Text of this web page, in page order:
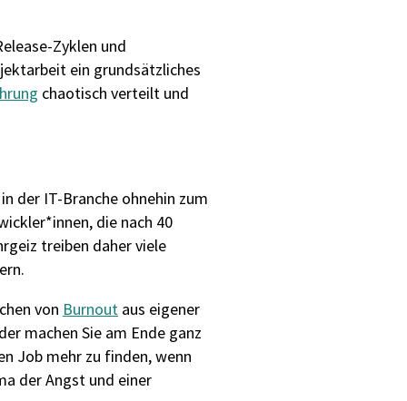
Zyklen und
ein grundsätzliches
chaotisch verteilt und
der IT-Branche ohnehin zum
die nach 40
treiben daher viele
von Burnout aus eigener
machen Sie am Ende ganz
Job mehr zu finden, wenn
der Angst und einer